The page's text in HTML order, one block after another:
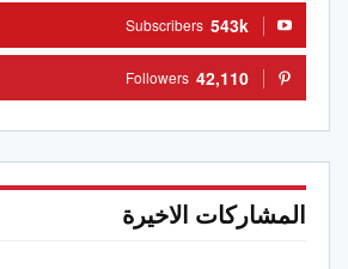
543k
Subscribers
42,110
Followers
المشاركات الاخيرة